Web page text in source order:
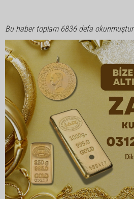
Bu haber toplam 6836 defa okunmuştur